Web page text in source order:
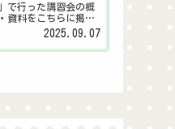
で行った講習会の概
資料をこちらに掲載
ます。皆様の子育ての
ントになれば幸いで
親の学び場とは金沢
2025.09.07